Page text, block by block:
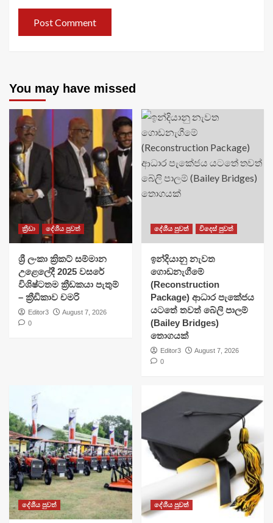
You may have missed
ක්‍රීඩා දේශීය පුවත්
​ශ්‍රී ලංකා ක්‍රිකට් සම්මාන
උළෙලේදී 2025 වසරේ
විශිෂ්ටතම ක්‍රීඩකයා පැතුම්
– ක්‍රීඩිකාව චමරි
Editor3
August 7, 2026
0
දේශීය පුවත් විදෙස් පුවත්
ඉන්දියානු නැවත
ගොඩනැගීමේ
(Reconstruction
Package) ආධාර පැකේජය
යටතේ තවත් බේලි පාලම්
(Bailey Bridges)
තොගයක්
Editor3
August 7, 2026
0
දේශීය පුවත් දේශීය පුවත්